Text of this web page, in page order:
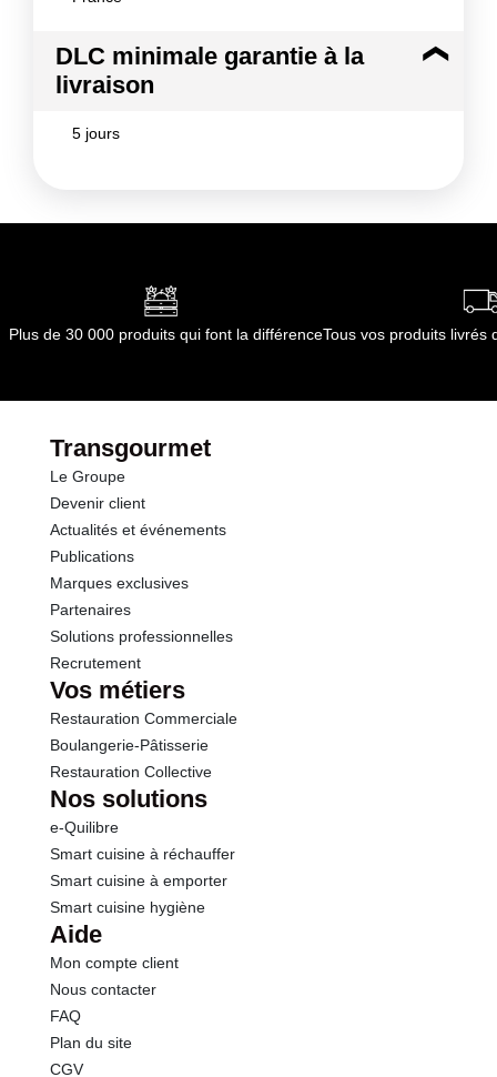
DLC minimale garantie à la
livraison
5 jours
Plus de 30 000 produits qui font la différenceTous vos produits livrés
Transgourmet
Le Groupe
Devenir client
Actualités et événements
Publications
Marques exclusives
Partenaires
Solutions professionnelles
Recrutement
Vos métiers
Restauration Commerciale
Boulangerie-Pâtisserie
Restauration Collective
Nos solutions
e-Quilibre
Smart cuisine à réchauffer
Smart cuisine à emporter
Smart cuisine hygiène
Aide
Mon compte client
Nous contacter
FAQ
Plan du site
CGV